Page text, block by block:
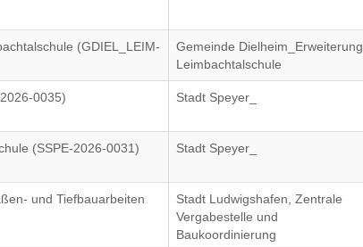
(GDIEL_LEIM-
Gemeinde Dielheim_Erweiterung
Leimbachtalschule
0035) Stadt Speyer_
(SSPE-2026-0031) Stadt Speyer_
und Tiefbauarbeiten
Stadt Ludwigshafen, Zentrale
Vergabestelle und
Baukoordinierung